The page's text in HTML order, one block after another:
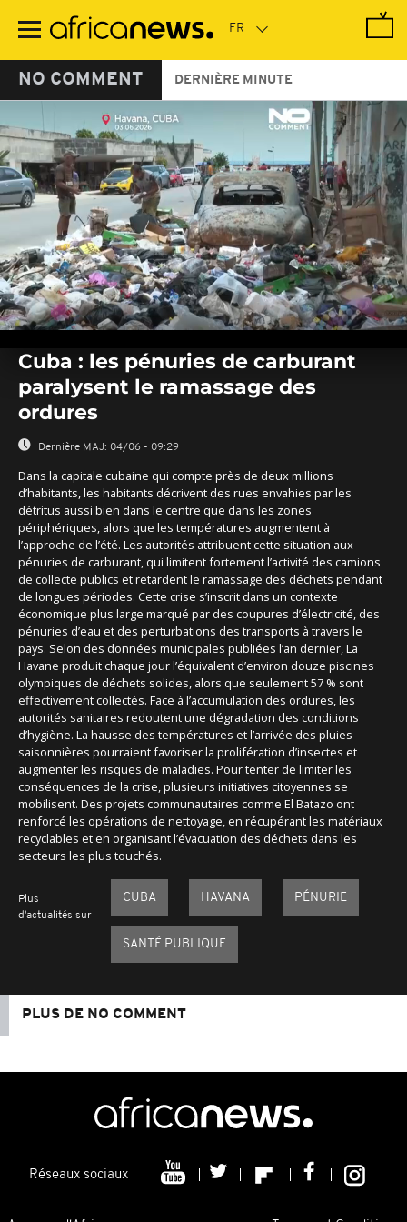
contenu
NO COMMENT DERNIÈRE MINUTE
seconds
seconds
Cuba : les pénuries de carburant
paralysent le ramassage des
ordures
Dernière MAJ: 04/06 - 09:29
Dans la capitale cubaine qui compte près de deux millions
d’habitants, les habitants décrivent des rues envahies par les
détritus aussi bien dans le centre que dans les zones
périphériques, alors que les températures augmentent à
l’approche de l’été. Les autorités attribuent cette situation aux
pénuries de carburant, qui limitent fortement l’activité des camions
de collecte publics et retardent le ramassage des déchets pendant
de longues périodes. Cette crise s’inscrit dans un contexte
économique plus large marqué par des coupures d’électricité, des
pénuries d’eau et des perturbations des transports à travers le
pays. Selon des données municipales publiées l’an dernier, La
Havane produit chaque jour l’équivalent d’environ douze piscines
olympiques de déchets solides, alors que seulement 57 % sont
effectivement collectés. Face à l’accumulation des ordures, les
autorités sanitaires redoutent une dégradation des conditions
d’hygiène. La hausse des températures et l’arrivée des pluies
saisonnières pourraient favoriser la prolifération d’insectes et
augmenter les risques de maladies. Pour tenter de limiter les
conséquences de la crise, plusieurs initiatives citoyennes se
mobilisent. Des projets communautaires comme El Batazo ont
renforcé les opérations de nettoyage, en récupérant les matériaux
recyclables et en organisant l’évacuation des déchets dans les
secteurs les plus touchés.
Plus
d'actualités sur
CUBA HAVANA PÉNURIE
SANTÉ PUBLIQUE
PLUS DE NO COMMENT
Réseaux sociaux